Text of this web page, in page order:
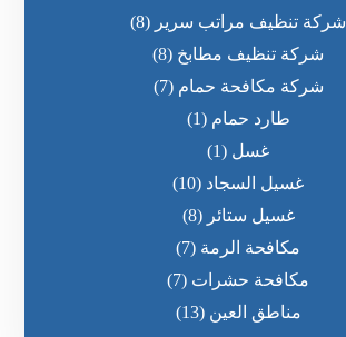
شركة تنظيف مراتب سرير (8)
شركة تنظيف مطابخ (8)
شركة مكافحة حمام (7)
طارد حمام (1)
غسل (1)
غسيل السجاد (10)
غسيل ستائر (8)
مكافحة الرمة (7)
مكافحة حشرات (7)
مناطق العين (13)